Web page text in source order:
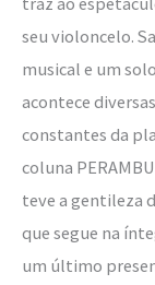
seu violoncelo.
musical e um
acontece
constantes da
coluna
teve a gentileza
que segue na
um último